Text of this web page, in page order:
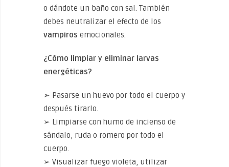
o dándote un baño con sal. También
debes neutralizar el efecto de los
vampiros emocionales.
¿Cómo limpiar y eliminar larvas
energéticas?
➢ Pasarse un huevo por todo el cuerpo y
después tirarlo.
➢ Limpiarse con humo de incienso de
sándalo, ruda o romero por todo el
cuerpo.
➢ Visualizar fuego violeta, utilizar